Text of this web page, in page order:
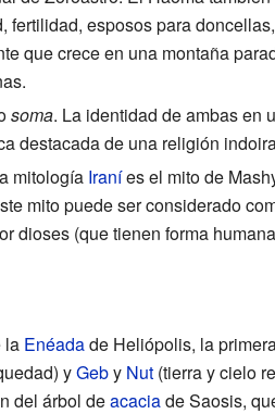
esposos para
que crece en una montaña
soma. La identidad de ambas en
destacada de una religión
mitología Iraníes el mito de
mito puede ser considerado
dioses (que tienen forma
la Enéadade Heliópolis, la
yGeby Nut(tierra y cielo
del árbol deacaciade Saosis,